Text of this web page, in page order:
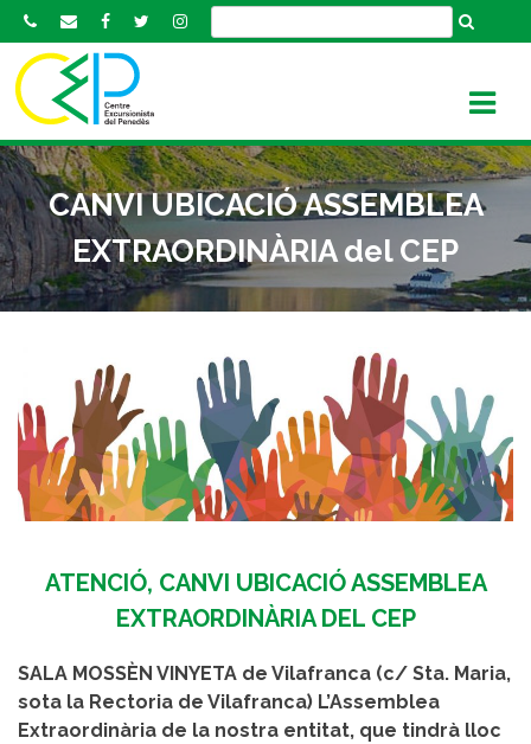
k
o
c
o
n
t
e
CANVI UBICACIÓ ASSEMBLEA
EXTRAORDINÀRIA del CEP
ATENCIÓ, CANVI UBICACIÓ ASSEMBLEA
EXTRAORDINÀRIA DEL CEP
SALA MOSSÈN VINYETA de Vilafranca (c/ Sta. Maria,
sota la Rectoria de Vilafranca) L’Assemblea
Extraordinària de la nostra entitat, que tindrà lloc